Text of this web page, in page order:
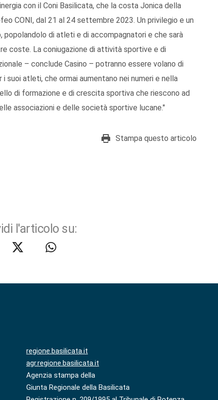
con il Coni Basilicata, che la costa Jonica della
CONI, dal 21 al 24 settembre 2023. Un privilegio e un
di atleti e di accompagnatori e che sarà
coste. La coniugazione di attività sportive e di
– conclude Casino – potranno essere volano di
suoi atleti, che ormai aumentano nei numeri e nella
di formazione e di crescita sportiva che riescono ad
associazioni e delle società sportive lucane."
Stampa questo articolo
l'articolo su:
regione.basilicata.it
agr.regione.basilicata.it
Agenzia stampa della
Giunta Regionale della Basilicata